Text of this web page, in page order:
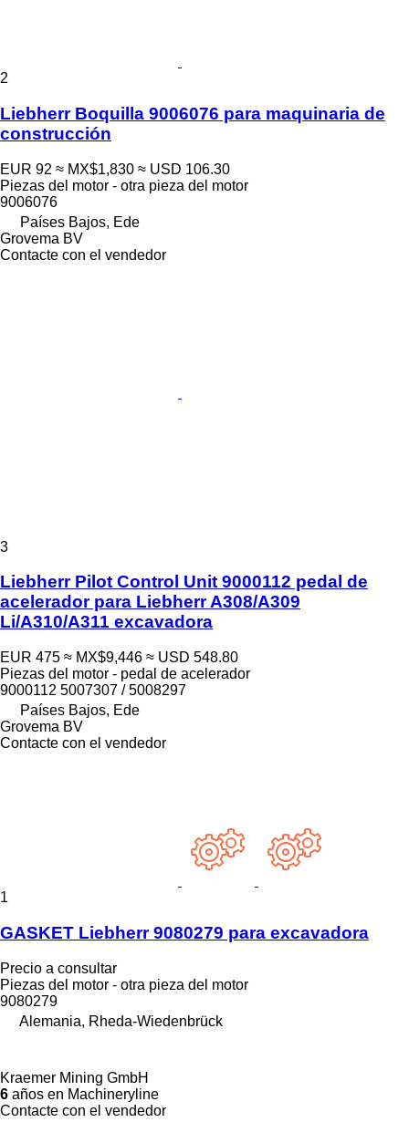
2
Liebherr Boquilla 9006076 para maquinaria de
construcción
EUR 92 ≈ MX$1,830 ≈ USD 106.30
Piezas del motor - otra pieza del motor
9006076
Países Bajos, Ede
Grovema BV
Contacte con el vendedor
3
Liebherr Pilot Control Unit 9000112 pedal de
acelerador para Liebherr A308/A309
Li/A310/A311 excavadora
EUR 475 ≈ MX$9,446 ≈ USD 548.80
Piezas del motor - pedal de acelerador
9000112 5007307 / 5008297
Países Bajos, Ede
Grovema BV
Contacte con el vendedor
1
GASKET Liebherr 9080279 para excavadora
Precio a consultar
Piezas del motor - otra pieza del motor
9080279
Alemania, Rheda-Wiedenbrück
Kraemer Mining GmbH
6 años en Machineryline
Contacte con el vendedor